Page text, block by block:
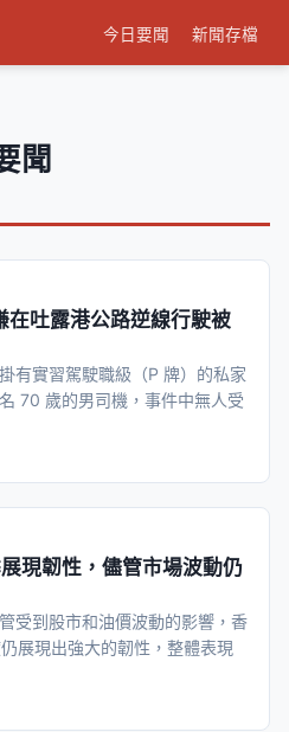
今日要聞 新聞存檔
聞
吐露港公路逆線行駛被
有實習駕駛職級（P 牌）的私家
70 歲的男司機，事件中無人受
現韌性，儘管市場波動仍
受到股市和油價波動的影響，香
展現出強大的韌性，整體表現